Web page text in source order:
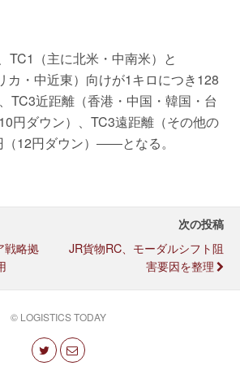
TC1（主に北米・中南米）と
カ・中近東）向けが1キロにつき128
TC3近距離（香港・中国・韓国・台
円ダウン）、TC3遠距離（その他の
12円ダウン）――となる。
戦略拠
次の投稿
JR貨物RC、モーダルシフト阻
害要因を整理
© LOGISTICS TODAY